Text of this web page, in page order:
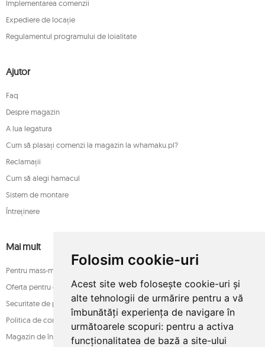
Folosim cookie-uri
Acest site web folosește cookie-uri și
alte tehnologii de urmărire pentru a vă
îmbunătăți experiența de navigare în
următoarele scopuri: pentru a activa
funcționalitatea de bază a site-ului
Implementarea comenzii
Expediere de locație
Regulamentul programului de loialitate
Ajutor
Faq
Despre magazin
A lua legatura
Cum să plasați comenzi la magazin la whamaku.pl?
Reclamații
Cum să alegi hamacul
Sistem de montare
Întreținere
Mai mult
Pentru mass-media
Oferta pentru companii
Securitate de plată
Politica de confidențialitate
Magazin de încredere